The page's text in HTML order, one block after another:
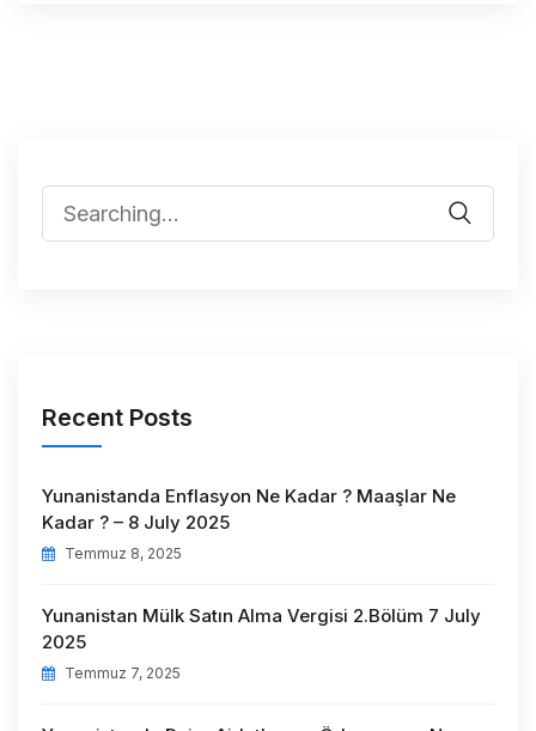
Recent Posts
Yunanistanda Enflasyon Ne Kadar ? Maaşlar Ne
Kadar ? – 8 July 2025
Temmuz 8, 2025
Yunanistan Mülk Satın Alma Vergisi 2.Bölüm 7 July
2025
Temmuz 7, 2025